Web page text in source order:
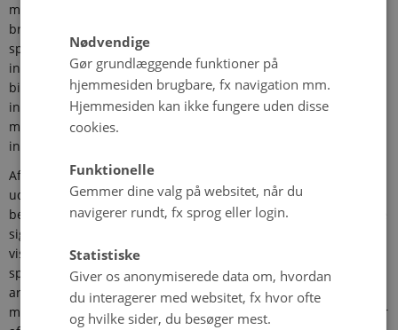
mobiliserer deres medlemmer i eksempelvis
brevskrivningskampagner. Baseret på en
spørgeskemaundersøgelse blandt alle danske landsdækkende
interesseorganisationer giver afhandlingen det første samlede
billede af, hvilke indflydelsesstrategier danske
interesseorganisationer benytter sig af - og dermed af de
magtens midler, som spiller en rolle for organisationernes
indflydelse.
Afhandlingen dokumenterer, at nogle interesseorganisationer
udviser en forkærlighed for strategier rettet mod centrale
beslutningstagere, mens andre er mere tilbøjelige til at benytte
sig af mediekampagner og medlemsmobiliseringer. Herudover
viser det sig, at inddragelse i offentlige beslutningsprocesser
spiller en betydelig rolle for organisationernes politiske
arbejde. Afhandlingen belyser desuden sammenhængen
mellem interesseorganisationers besiddelse af forskellige typer
Nødvendige
Gør grundlæggende funktioner på
hjemmesiden brugbare, fx navigation mm.
Hjemmesiden kan ikke fungere uden disse
cookies.
Funktionelle
Gemmer dine valg på websitet, når du
navigerer rundt, fx sprog eller login.
Statistiske
Giver os anonymiserede data om, hvordan
du interagerer med websitet, fx hvor ofte
og hvilke sider, du besøger mest.